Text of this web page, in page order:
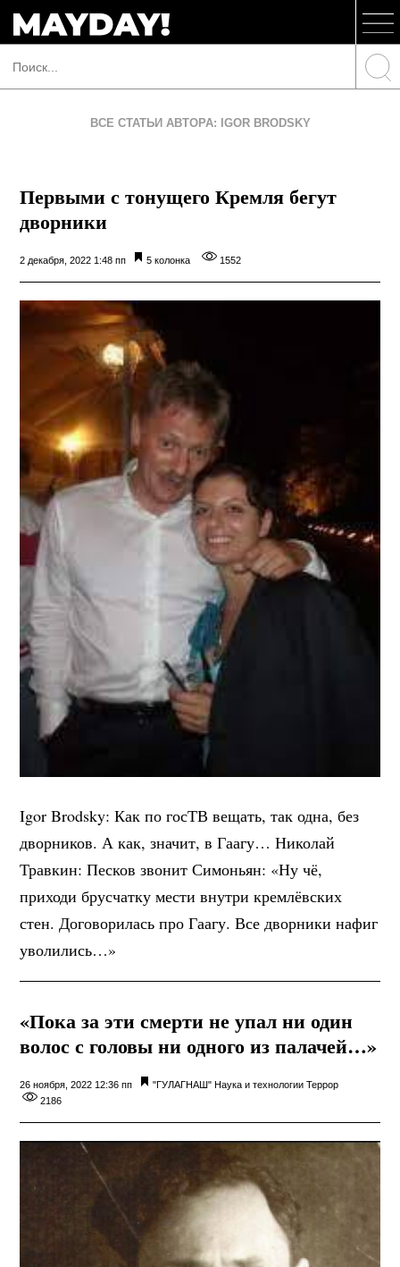
ВСЕ СТАТЬИ АВТОРА: IGOR BRODSKY
Первыми с тонущего Кремля бегут
дворники
2 декабря, 2022 1:48 пп 5 колонка 1552
Igor Brodsky: Как по госТВ вещать, так одна, без
дворников. А как, значит, в Гаагу… Николай
Травкин: Песков звонит Симоньян: «Ну чё,
приходи брусчатку мести внутри кремлёвских
стен. Договорилась про Гаагу. Все дворники нафиг
уволились…»
«Пока за эти смерти не упал ни один
волос с головы ни одного из палачей…»
26 ноября, 2022 12:36 пп "ГУЛАГНАШ" Наука и технологии Террор
2186